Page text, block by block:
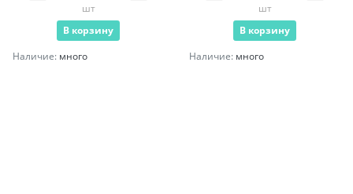
шт
В корзину
Наличие: много
шт
В корзину
Наличие: много